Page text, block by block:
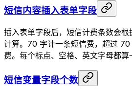
短信内容插入表单字段
插入表单字段后，短信计费条数会
计算。70 字计一条短信费，超过
费。每个标点、空格、英文字母都算
短信变量字段个数